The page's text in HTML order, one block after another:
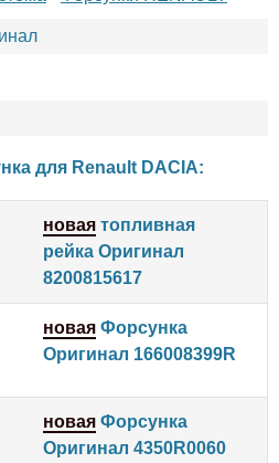
для Renault DACIA:
новая топливная
рейка Оригинал
8200815617
новая Форсунка
Оригинал 166008399R
новая Форсунка
Оригинал 4350R0060